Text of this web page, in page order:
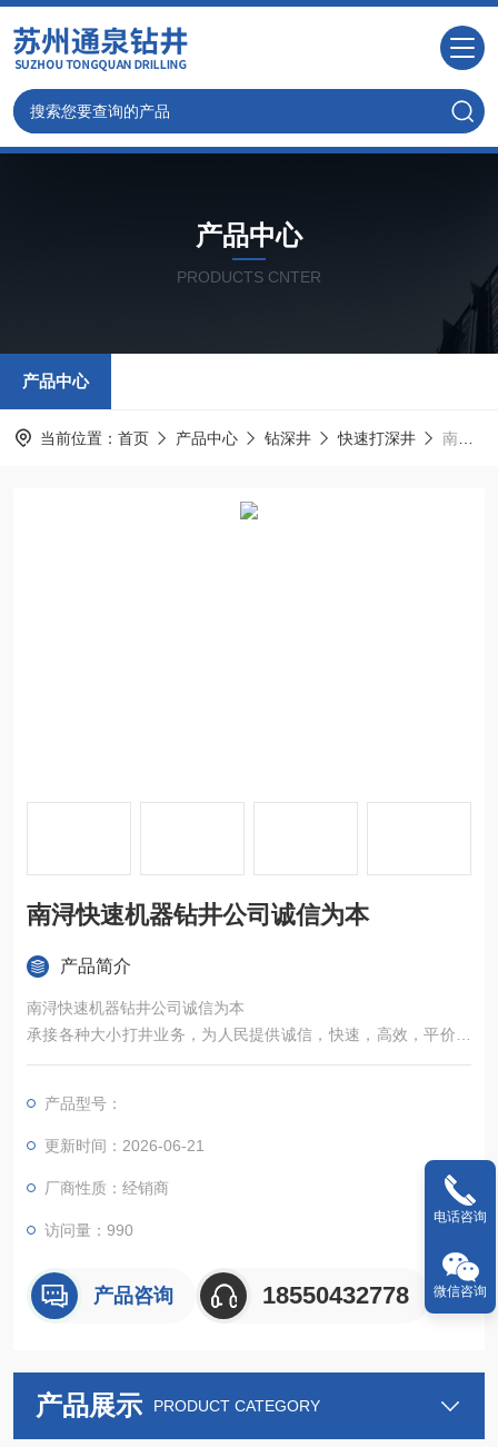
产品中心
PRODUCTS CNTER
产品中心
当前位置： 首页 产品中心 钻深井 快速打深井 南浔快速机器钻井公司诚信为本
南浔快速机器钻井公司诚信为本
产品简介
南浔快速机器钻井公司诚信为本
承接各种大小打井业务，为人民提供诚信，快速，高效，平价的
钻井服务，***从事岩石井、钻井工程、降水井工程、地源热泵井
产品型号：
更新时间：2026-06-21
厂商性质：经销商
访问量：990
产品咨询 18550432778
产品展示 PRODUCT CATEGORY
电话咨询
微信咨询